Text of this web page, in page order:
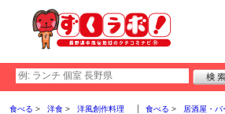
食べる 洋食 洋風創作料理 食べる 居酒屋・バ